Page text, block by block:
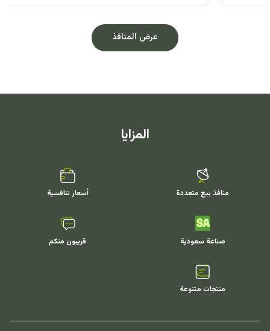
عرض المنافذ
المزايا
منافذ بيع متعددة أسعار تنافسية
صناعة سعودية قريبون منكم
منتجات متنوعة